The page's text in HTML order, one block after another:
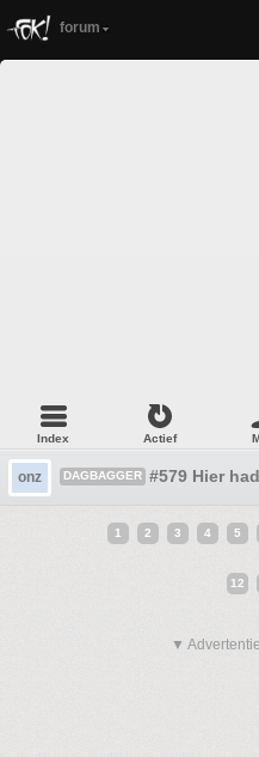
forum
Index Actief
onz DAGBAGGER #579 Hier
1 2 3 4 5
12
▼